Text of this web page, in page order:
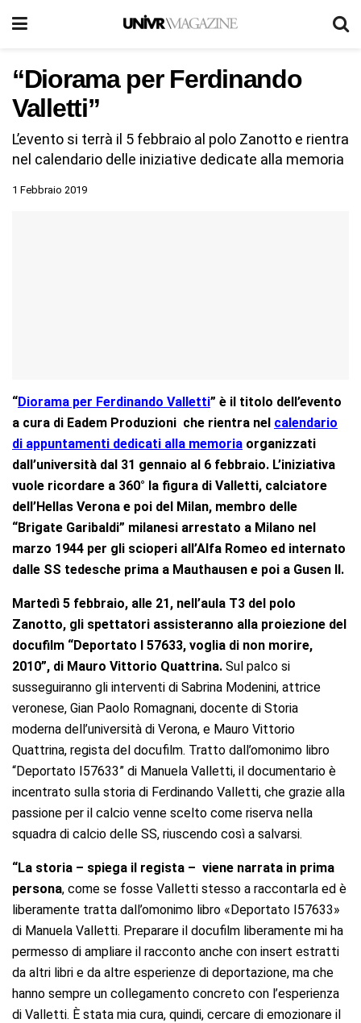
“Diorama per Ferdinando
Valletti”
L’evento si terrà il 5 febbraio al polo Zanotto e rientra
nel calendario delle iniziative dedicate alla memoria
1 Febbraio 2019
“Diorama per Ferdinando Valletti” è il titolo dell’evento
a cura di Eadem Produzioni che rientra nel calendario
di appuntamenti dedicati alla memoria organizzati
dall’università dal 31 gennaio al 6 febbraio. L’iniziativa
vuole ricordare a 360° la figura di Valletti, calciatore
dell’Hellas Verona e poi del Milan, membro delle
“Brigate Garibaldi” milanesi arrestato a Milano nel
marzo 1944 per gli scioperi all’Alfa Romeo ed internato
dalle SS tedesche prima a Mauthausen e poi a Gusen II.
Martedì 5 febbraio, alle 21, nell’aula T3 del polo
Zanotto, gli spettatori assisteranno alla proiezione del
docufilm “Deportato I 57633, voglia di non morire,
2010”, di Mauro Vittorio Quattrina. Sul palco si
susseguiranno gli interventi di Sabrina Modenini, attrice
veronese, Gian Paolo Romagnani, docente di Storia
moderna dell’università di Verona, e Mauro Vittorio
Quattrina, regista del docufilm. Tratto dall’omonimo libro
“Deportato I57633” di Manuela Valletti, il documentario è
incentrato sulla storia di Ferdinando Valletti, che grazie alla
passione per il calcio venne scelto come riserva nella
squadra di calcio delle SS, riuscendo così a salvarsi.
“La storia – spiega il regista – viene narrata in prima
persona, come se fosse Valletti stesso a raccontarla ed è
liberamente tratta dall’omonimo libro «Deportato I57633»
di Manuela Valletti. Preparare il docufilm liberamente mi ha
permesso di ampliare il racconto anche con insert estratti
da altri libri e da altre esperienze di deportazione, ma che
hanno sempre un collegamento concreto con l’esperienza
di Valletti. È stata mia cura, quindi, cercare di emozionare il